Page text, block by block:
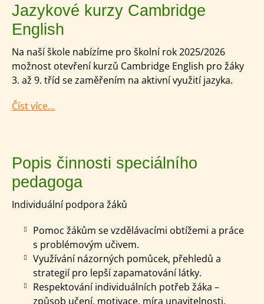
Jazykové kurzy Cambridge
English
Na naší škole nabízíme pro školní rok 2025/2026
možnost otevření kurzů Cambridge English pro žáky
3. až 9. tříd se zaměřením na aktivní využití jazyka.
Číst více...
Popis činnosti speciálního
pedagoga
Individuální podpora žáků
Pomoc žákům se vzdělávacími obtížemi a práce
s problémovým učivem.
Využívání názorných pomůcek, přehledů a
strategií pro lepší zapamatování látky.
Respektování individuálních potřeb žáka –
způsob učení, motivace, míra unavitelnosti.